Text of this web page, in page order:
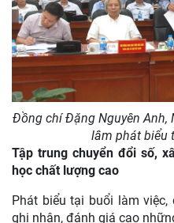
Đồng chí Đặng Nguyên Anh,
lâm phát biểu
Tập trung chuyển đổi số,
học chất lượng cao
Phát biểu tại buổi làm
ghi nhận, đánh giá cao